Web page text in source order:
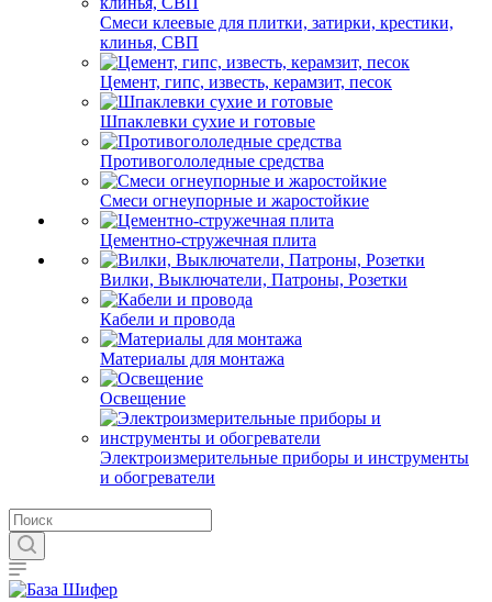
Смеси клеевые для плитки, затирки, крестики,
клинья, СВП
Цемент, гипс, известь, керамзит, песок
Шпаклевки сухие и готовые
Противогололедные средства
Смеси огнеупорные и жаростойкие
Цементно-стружечная плита
Вилки, Выключатели, Патроны, Розетки
Кабели и провода
Материалы для монтажа
Освещение
Электроизмерительные приборы и инструменты
и обогреватели